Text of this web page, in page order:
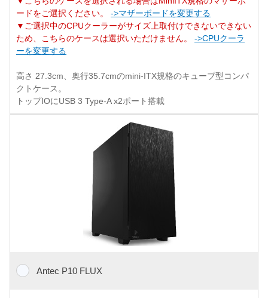
ードをご選択ください。 ->マザーボードを変更する
▼ご選択中のCPUクーラーがサイズ上取付けできないできない
ため、こちらのケースは選択いただけません。 ->CPUクーラ
ーを変更する
高さ 27.3cm、奥行35.7cmのmini-ITX規格のキューブ型コンパ
クトケース。
トップIOにUSB 3 Type-A x2ポート搭載
Antec P10 FLUX